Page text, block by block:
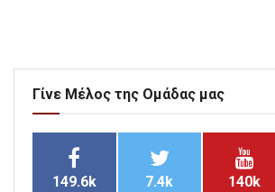
Γίνε Μέλος της Ομάδας μας
149.6k 7.4k 140k